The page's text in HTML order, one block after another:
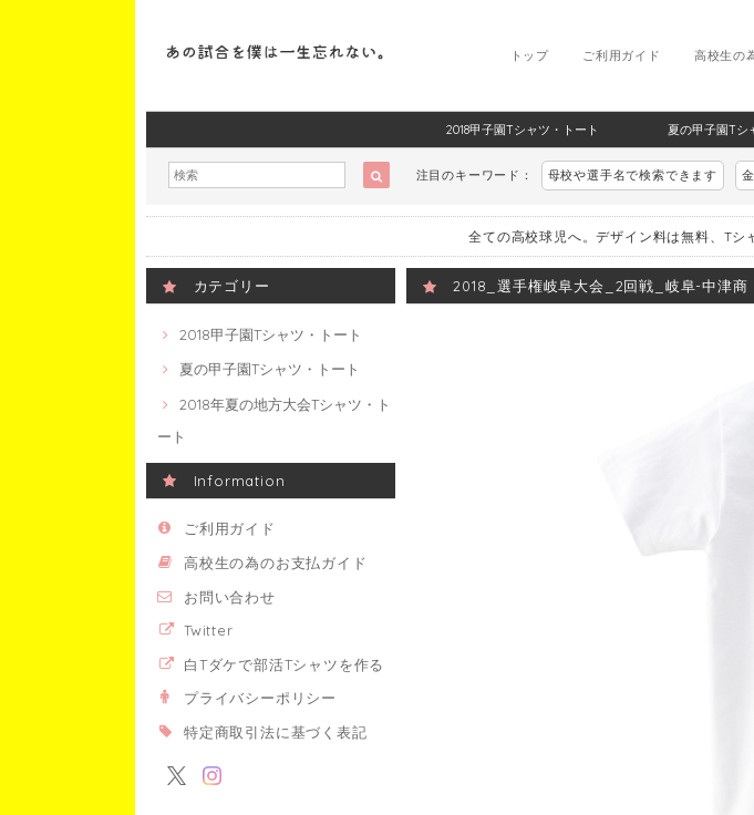
高校生の
ご利用ガイド
トップ
2018甲子園Tシャツ・トート 夏の甲子園Tシ
注目のキーワード： 母校や選手名で検索できます
全ての高校球児へ。デザイン料は無料、Tシ
カテゴリー
2018甲子園Tシャツ・トート
夏の甲子園Tシャツ・トート
2018年夏の地方大会Tシャツ・ト
ート
Information
ご利用ガイド
高校生の為のお支払ガイド
お問い合わせ
Twitter
白Tダケで部活Tシャツを作る
プライバシーポリシー
特定商取引法に基づく表記
2018_選手権岐阜大会_2回戦_岐阜-中津商